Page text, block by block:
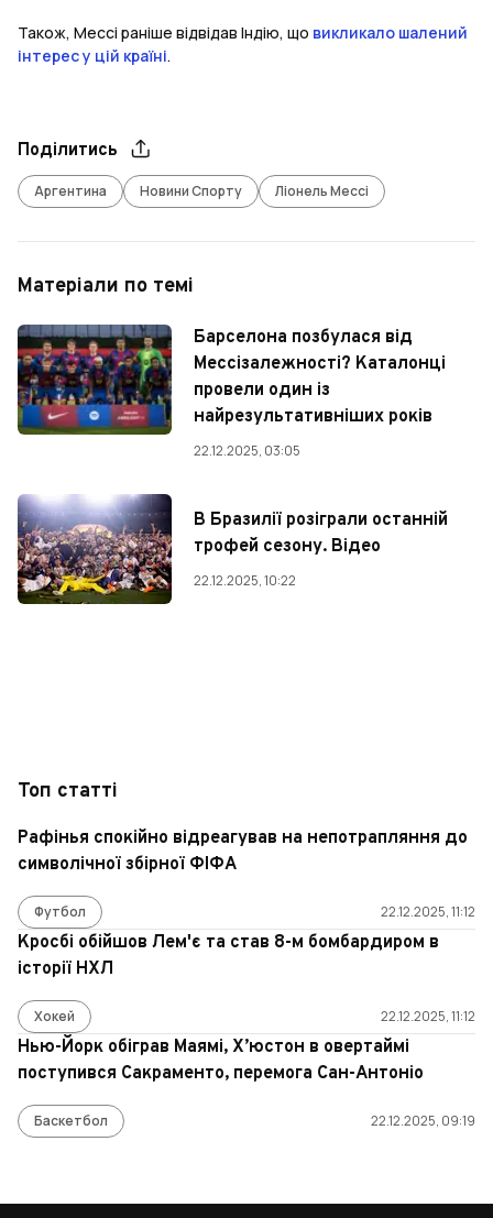
Також, Мессі раніше відвідав Індію, що викликало шалений
інтерес у цій країні.
Поділитись
Аргентина Новини Спорту Ліонель Мессі
Матеріали по темі
Барселона позбулася від
Мессізалежності? Каталонці
провели один із
найрезультативніших років
22.12.2025, 03:05
В Бразилії розіграли останній
трофей сезону. Відео
22.12.2025, 10:22
Топ статті
Рафінья спокійно відреагував на непотрапляння до
символічної збірної ФІФА
Футбол 22.12.2025, 11:12
Кросбі обійшов Лем'є та став 8-м бомбардиром в
історії НХЛ
Хокей 22.12.2025, 11:12
Нью-Йорк обіграв Маямі, Х’юстон в овертаймі
поступився Сакраменто, перемога Сан-Антоніо
Баскетбол 22.12.2025, 09:19